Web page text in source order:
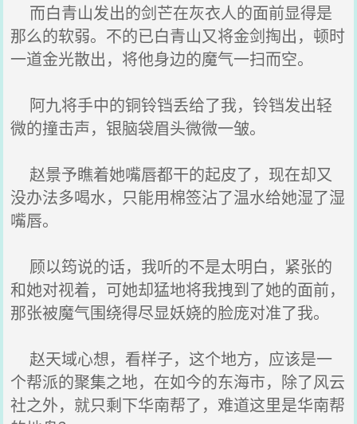
而白青山发出的剑芒在灰衣人的面前显得是
那么的软弱。不的已白青山又将金剑掏出，顿时
一道金光散出，将他身边的魔气一扫而空。
阿九将手中的铜铃铛丢给了我，铃铛发出轻
微的撞击声，银脑袋眉头微微一皱。
赵景予瞧着她嘴唇都干的起皮了，现在却又
没办法多喝水，只能用棉签沾了温水给她湿了湿
嘴唇。
顾以筠说的话，我听的不是太明白，紧张的
和她对视着，可她却猛地将我拽到了她的面前，
那张被魔气围绕得尽显妖娆的脸庞对准了我。
赵天域心想，看样子，这个地方，应该是一
个帮派的聚集之地，在如今的东海市，除了风云
社之外，就只剩下华南帮了，难道这里是华南帮